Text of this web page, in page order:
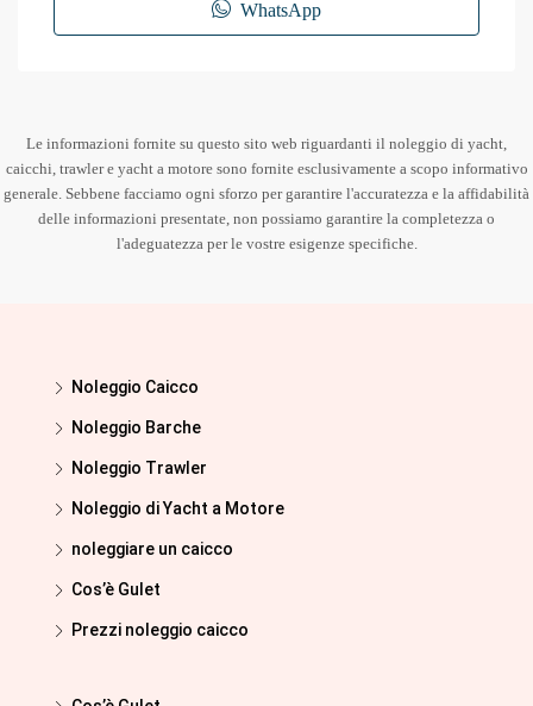
WhatsApp
Le informazioni fornite su questo sito web riguardanti il noleggio di yacht,
caicchi, trawler e yacht a motore sono fornite esclusivamente a scopo informativo
generale. Sebbene facciamo ogni sforzo per garantire l'accuratezza e la affidabilità
delle informazioni presentate, non possiamo garantire la completezza o
l'adeguatezza per le vostre esigenze specifiche.
Noleggio Caicco
Noleggio Barche
Noleggio Trawler
Noleggio di Yacht a Motore
noleggiare un caicco
Cos’è Gulet
Prezzi noleggio caicco